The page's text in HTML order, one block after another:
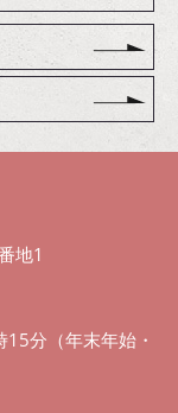
地1
分（年末年始・